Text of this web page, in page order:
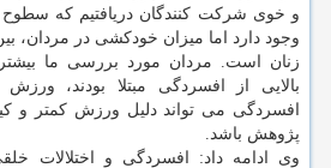
و خوی شركت كنندگان دریافتیم كه سطوح
وجود دارد اما میزان خودكشی در مردان،
زنان است. مردان مورد بررسی ما
بالایی از افسردگی مبتلا بودند،
افسردگی می تواند دلیل ورزش كمتر و
پژوهش باشد.
وی ادامه داد: افسردگی و اختلالات